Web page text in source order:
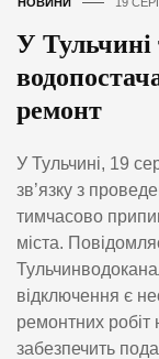
У Тульчині
ремонт
У Тульчині, 19
зв’язку з
тимчасово
міста.
відключення є
ремонтних
забезпечить